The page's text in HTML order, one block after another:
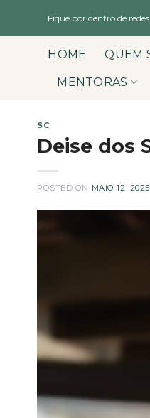
Fique por dentro de
HOME QUEM
MENTORAS
SC
Deise dos
POSTED ON MAIO 12, 2025